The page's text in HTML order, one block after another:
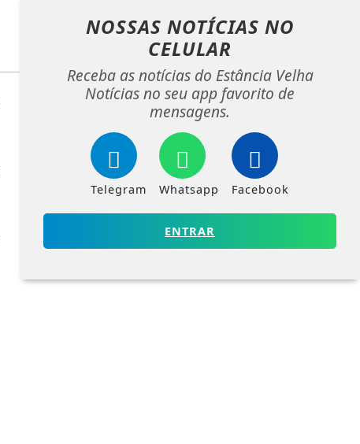
NOSSAS NOTÍCIAS NO
CELULAR
Receba as notícias do Estância Velha
Notícias no seu app favorito de
mensagens.
Telegram Whatsapp Facebook
ENTRAR